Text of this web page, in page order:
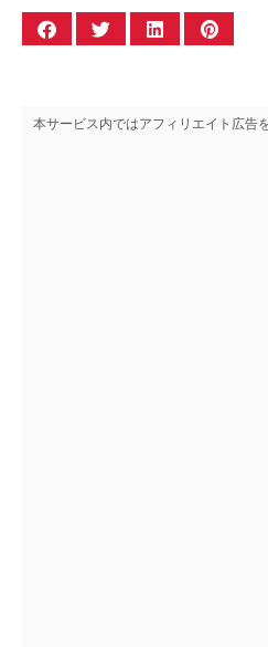
本サービス内ではアフィリエイト広告